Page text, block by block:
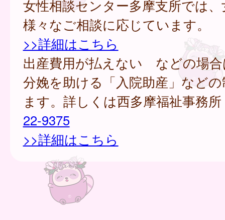
女性相談センター多摩支所では
様々なご相談に応じています。
>>詳細はこちら
出産費用が払えない などの場合
分娩を助ける「入院助産」など
ます。詳しくは西多摩福祉事務
22-9375
>>詳細はこちら